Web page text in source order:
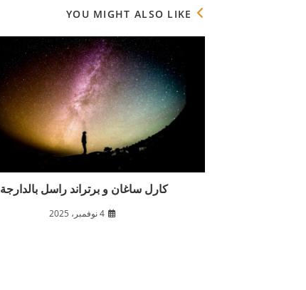
YOU MIGHT ALSO LIKE
كارل ساغان و برتراند راسل بالدارجة
4 نوفمبر، 2025